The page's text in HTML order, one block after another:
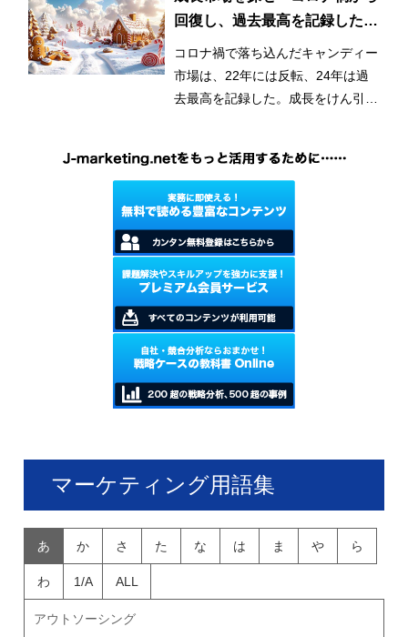
回復し、過去最高を記録したキ
ャンディー
コロナ禍で落ち込んだキャンディー
市場は、22年には反転、24年は過
去最高を記録した。成長をけん引し
マーケティング用語集
あ か さ た な は ま や ら
わ 1/A ALL
アウトソーシング